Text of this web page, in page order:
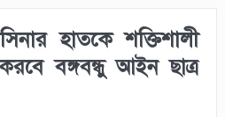
হাতকে শক্তিশালী
বঙ্গবন্ধু আইন ছাত্র